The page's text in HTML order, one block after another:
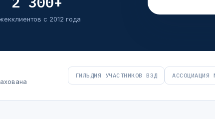
клиентов с 2012 года
ГИЛЬДИЯ УЧАСТНИКОВ ВЭД АССОЦИАЦИЯ